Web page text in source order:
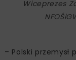
Wiceprezes
– Polski